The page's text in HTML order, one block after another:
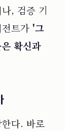
, 검증 기
트가 '그
확신과
다. 바로